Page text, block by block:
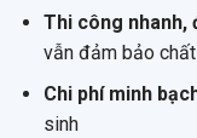
Thi công nhanh,
vẫn đảm bảo
Chi phí minh
sinh